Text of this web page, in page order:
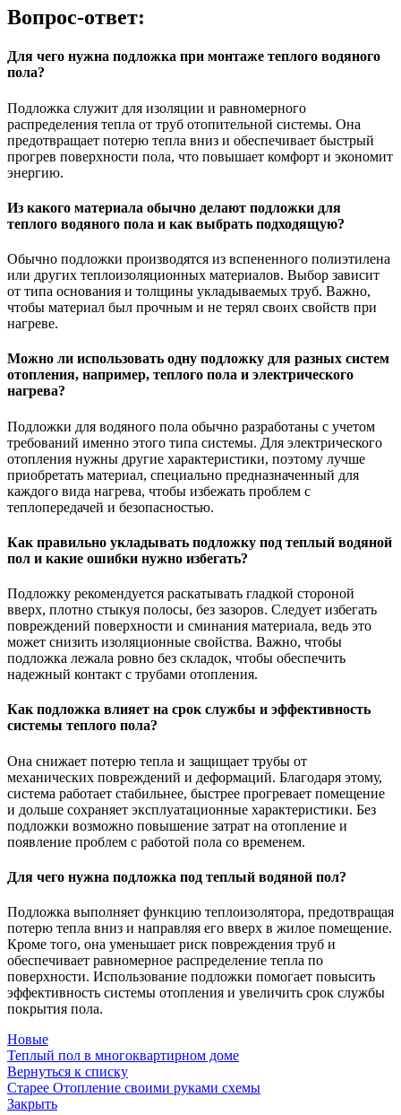
Вопрос-ответ:
Для чего нужна подложка при монтаже теплого водяного
пола?
Подложка служит для изоляции и равномерного
распределения тепла от труб отопительной системы. Она
предотвращает потерю тепла вниз и обеспечивает быстрый
прогрев поверхности пола, что повышает комфорт и экономит
энергию.
Из какого материала обычно делают подложки для
теплого водяного пола и как выбрать подходящую?
Обычно подложки производятся из вспененного полиэтилена
или других теплоизоляционных материалов. Выбор зависит
от типа основания и толщины укладываемых труб. Важно,
чтобы материал был прочным и не терял своих свойств при
нагреве.
Можно ли использовать одну подложку для разных систем
отопления, например, теплого пола и электрического
нагрева?
Подложки для водяного пола обычно разработаны с учетом
требований именно этого типа системы. Для электрического
отопления нужны другие характеристики, поэтому лучше
приобретать материал, специально предназначенный для
каждого вида нагрева, чтобы избежать проблем с
теплопередачей и безопасностью.
Как правильно укладывать подложку под теплый водяной
пол и какие ошибки нужно избегать?
Подложку рекомендуется раскатывать гладкой стороной
вверх, плотно стыкуя полосы, без зазоров. Следует избегать
повреждений поверхности и сминания материала, ведь это
может снизить изоляционные свойства. Важно, чтобы
подложка лежала ровно без складок, чтобы обеспечить
надежный контакт с трубами отопления.
Как подложка влияет на срок службы и эффективность
системы теплого пола?
Она снижает потерю тепла и защищает трубы от
механических повреждений и деформаций. Благодаря этому,
система работает стабильнее, быстрее прогревает помещение
и дольше сохраняет эксплуатационные характеристики. Без
подложки возможно повышение затрат на отопление и
появление проблем с работой пола со временем.
Для чего нужна подложка под теплый водяной пол?
Подложка выполняет функцию теплоизолятора, предотвращая
потерю тепла вниз и направляя его вверх в жилое помещение.
Кроме того, она уменьшает риск повреждения труб и
обеспечивает равномерное распределение тепла по
поверхности. Использование подложки помогает повысить
эффективность системы отопления и увеличить срок службы
покрытия пола.
Новые
Теплый пол в многоквартирном доме
Вернуться к списку
Старее Отопление своими руками схемы
Закрыть